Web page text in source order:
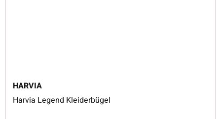
HARVIA
Harvia Legend Kleiderbügel